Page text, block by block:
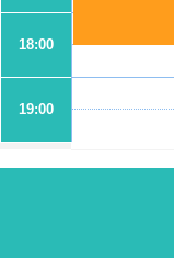
18:00
19:00